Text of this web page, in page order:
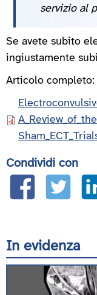
servizio al
Se avete subito
ingiustamente
Articolo completo:
Documento
Condividi con
In evidenza